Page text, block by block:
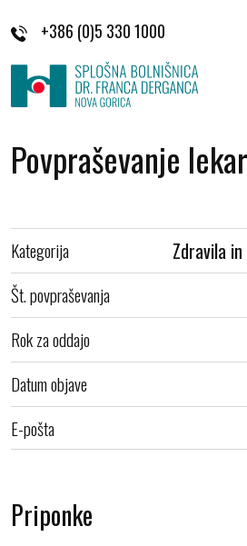
+386 (0)5 330 1000
Povpraševanje
Kategorija Zdravila
Št. povpraševanja
Rok za oddajo
Datum objave
E-pošta
Priponke